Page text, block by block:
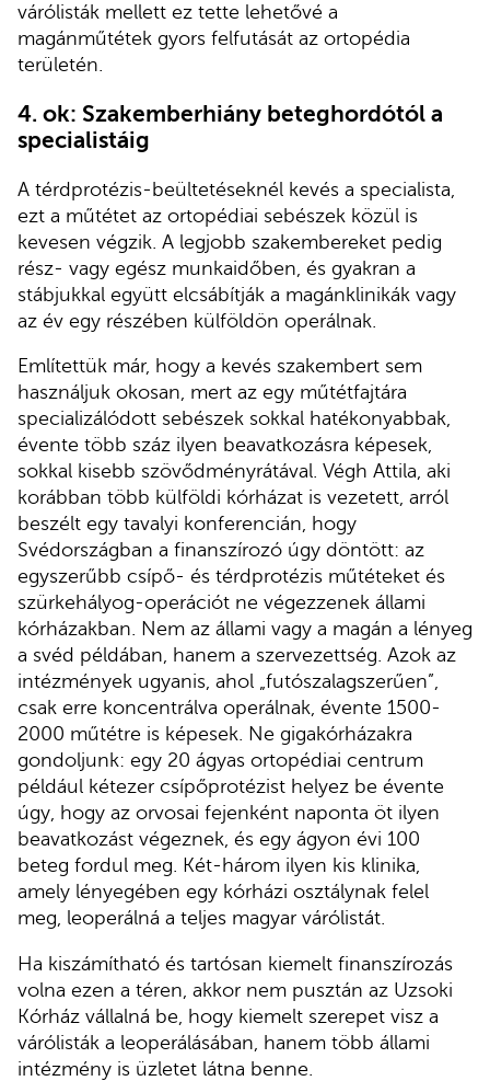
várólisták mellett ez tette lehetővé a
magánműtétek gyors felfutását az ortopédia
területén.
4. ok: Szakemberhiány beteghordótól a
specialistáig
A térdprotézis-beültetéseknél kevés a specialista,
ezt a műtétet az ortopédiai sebészek közül is
kevesen végzik. A legjobb szakembereket pedig
rész- vagy egész munkaidőben, és gyakran a
stábjukkal együtt elcsábítják a magánklinikák vagy
az év egy részében külföldön operálnak.
Említettük már, hogy a kevés szakembert sem
használjuk okosan, mert az egy műtétfajtára
specializálódott sebészek sokkal hatékonyabbak,
évente több száz ilyen beavatkozásra képesek,
sokkal kisebb szövődményrátával. Végh Attila, aki
korábban több külföldi kórházat is vezetett, arról
beszélt egy tavalyi konferencián, hogy
Svédországban a finanszírozó úgy döntött: az
egyszerűbb csípő- és térdprotézis műtéteket és
szürkehályog-operációt ne végezzenek állami
kórházakban. Nem az állami vagy a magán a lényeg
a svéd példában, hanem a szervezettség. Azok az
intézmények ugyanis, ahol „futószalagszerűen”,
csak erre koncentrálva operálnak, évente 1500-
2000 műtétre is képesek. Ne gigakórházakra
gondoljunk: egy 20 ágyas ortopédiai centrum
például kétezer csípőprotézist helyez be évente
úgy, hogy az orvosai fejenként naponta öt ilyen
beavatkozást végeznek, és egy ágyon évi 100
beteg fordul meg. Két-három ilyen kis klinika,
amely lényegében egy kórházi osztálynak felel
meg, leoperálná a teljes magyar várólistát.
Ha kiszámítható és tartósan kiemelt finanszírozás
volna ezen a téren, akkor nem pusztán az Uzsoki
Kórház vállalná be, hogy kiemelt szerepet visz a
várólisták a leoperálásában, hanem több állami
intézmény is üzletet látna benne.